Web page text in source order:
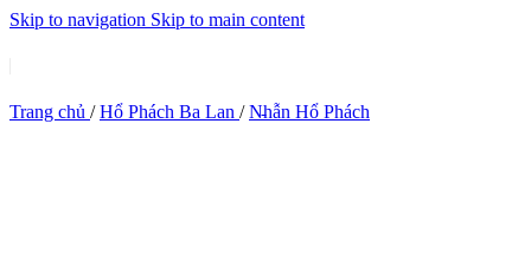
Skip to navigation Skip to main content
Trang chủ / Hổ Phách Ba Lan / Nhẫn Hổ Phách